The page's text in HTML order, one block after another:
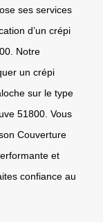
ses services
d’un crépi
Notre
un crépi
sur le type
51800. Vous
Couverture
et
confiance au